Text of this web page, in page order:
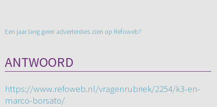
Een jaar lang geen advertenties zien op Refoweb?
ANTWOORD
https://www.refoweb.nl/vragenrubriek/2254/k3-en-
marco-borsato/